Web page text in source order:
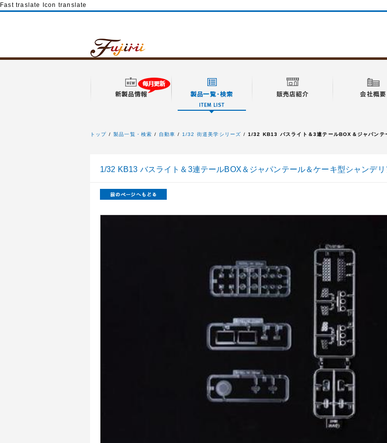
Fast traslate Icon translate
トップ 製品一覧・検索 自動車 1/32 街道美学シリーズ 1/32 KB13 バスライト＆3連テールBOX＆ジャパンテ
1/32 KB13 バスライト＆3連テールBOX＆ジャパンテール＆ケーキ型シャンデリ